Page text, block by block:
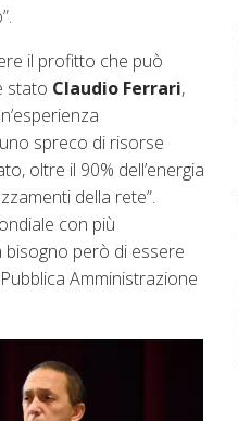
il profitto che può
stato Claudio Ferrari,
spreco di risorse
oltre il 90% dell’energia
della rete”.
con più
bisogno però di essere
Amministrazione